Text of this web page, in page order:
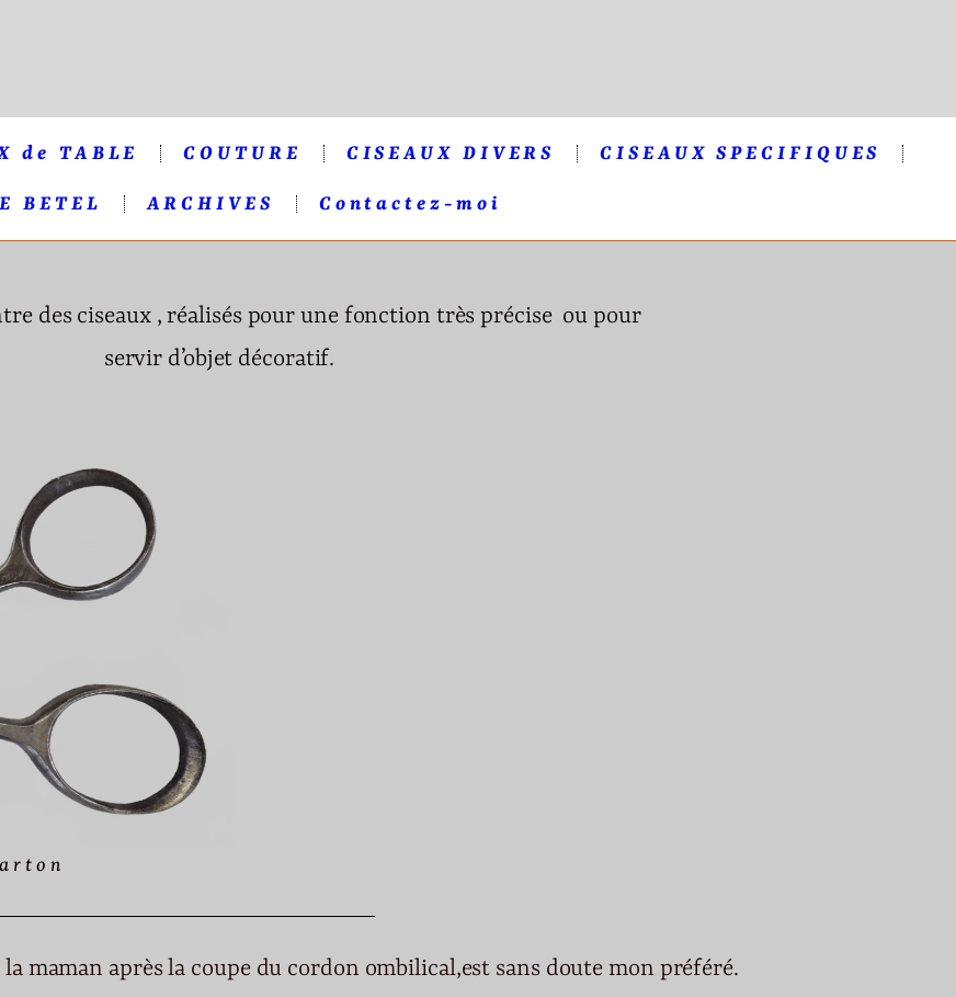
de TABLE COUTURE CISEAUX DIVERS CISEAUX SPECIFIQUES
BETEL ARCHIVES Contactez-moi
des ciseaux , réalisés pour une fonction très précise ou pour
servir d’objet décoratif.
la maman après la coupe du cordon ombilical,est sans doute mon préféré.